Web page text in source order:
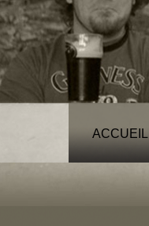
ACCUEIL